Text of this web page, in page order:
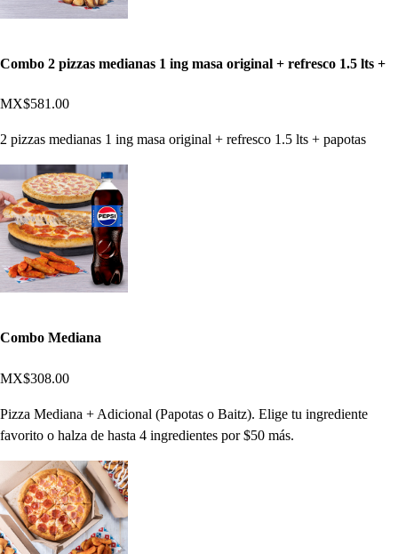
Combo 2 pizzas medianas 1 ing masa original + refresco 1.5 lts +
MX$581.00
2 pizzas medianas 1 ing masa original + refresco 1.5 lts + papotas
Combo Mediana
MX$308.00
Pizza Mediana + Adicional (Papotas o Baitz). Elige tu ingrediente
favorito o halza de hasta 4 ingredientes por $50 más.